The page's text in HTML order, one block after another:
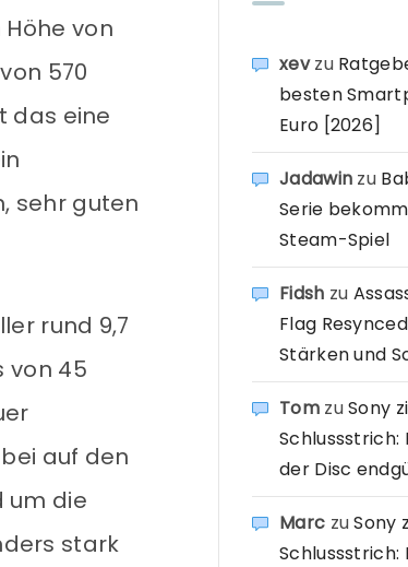
von
570
das eine
sehr guten
rund 9,7
von 45
auf den
um die
stark
xevzu
besten
Euro [2026]
Jadawin zu
Serie
Steam-Spiel
Fidsh zu
Flag
Stärken und
TomzuSony
Schlussstrich:
der Disc
Marc zuSony
Schlussstrich: